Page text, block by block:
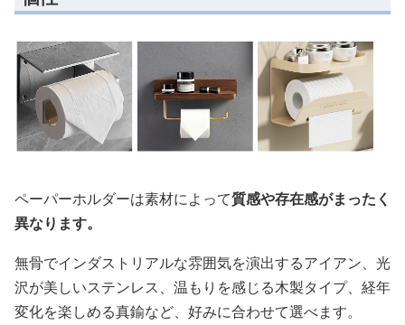
ペーパーホルダーは素材によって質感や存在感がまったく
異なります。
無骨でインダストリアルな雰囲気を演出するアイアン、光
沢が美しいステンレス、温もりを感じる木製タイプ、経年
変化を楽しめる真鍮など、好みに合わせて選べます。